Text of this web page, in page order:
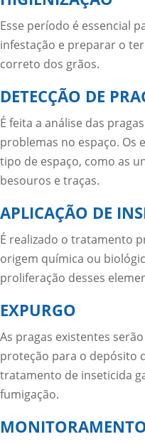
Esse período é essencial
infestação e preparar o
correto dos grãos.
DETECÇÃO DE
É feita a análise das
problemas no espaço. Os
tipo de espaço, como as
besouros e traças.
APLICAÇÃO DE
É realizado o tratamento
origem química ou
proliferação desses
EXPURGO
As pragas existentes
proteção para o depósito
tratamento de inseticida
fumigação.